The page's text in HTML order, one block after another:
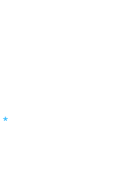
*